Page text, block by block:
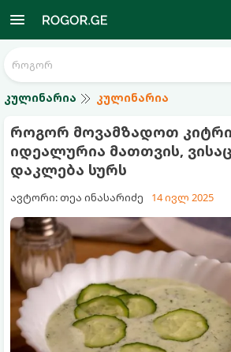
კულინარია კულინარია
როგორ მოვამზადოთ
იდეალურია მათთვის,
დაკლება სურს
ავტორი: თეა ინასარიძე 14 ივლ 2025